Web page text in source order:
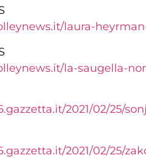
laura-
la-saugella-
2021/02/25/
2021/02/25/